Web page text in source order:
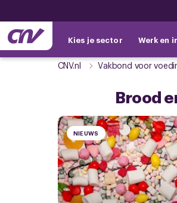
Kies je sector Werk en
CNV.nl Vakbond voor
Brood
NIEUWS